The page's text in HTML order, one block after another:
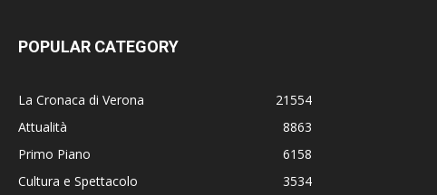
POPULAR CATEGORY
La Cronaca di Verona
21554
Attualità
8863
Primo Piano
6158
Cultura e Spettacolo
3534